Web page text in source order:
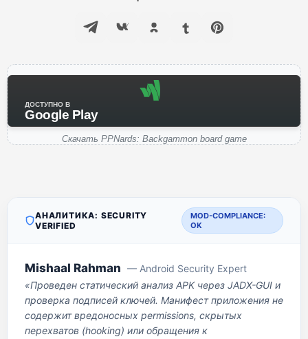
ДОСТУПНО В
Google Play
Скачать PPNards: Backgammon board game
АНАЛИТИКА: SECURITY
VERIFIED
MOD-COMPLIANCE:
OK
Mishaal Rahman — Android Security Expert
«Проведен статический анализ APK через JADX-GUI и
проверка подписей ключей. Манифест приложения не
содержит вредоносных permissions, скрытых
перехватов (hooking) или обращения к